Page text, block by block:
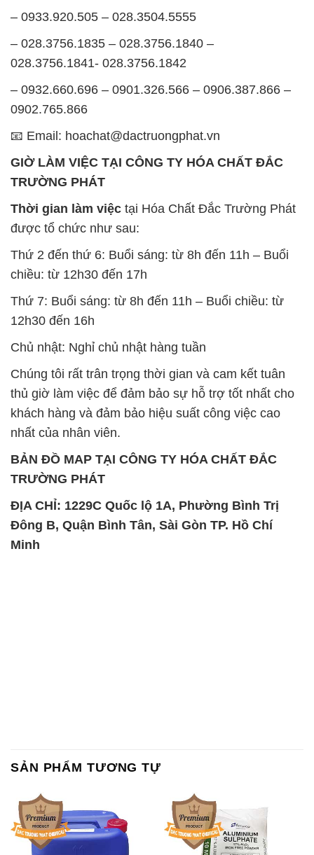
0902.765.866
📧 Email: hoachat@dactruongphat.vn
TRƯỜNG PHÁT
được tổ chức như sau:
Thứ 2 đến thứ 6: Buổi sáng: từ 8h đến 11h – Buổi
chiều: từ 12h30 đến 17h
Thứ 7: Buổi sáng: từ 8h đến 11h – Buổi chiều: từ
12h30 đến 16h
Chủ nhật: Nghỉ chủ nhật hàng tuần
thủ giờ làm việc để đảm bảo sự hỗ trợ tốt nhất cho
khách hàng và đảm bảo hiệu suất công việc cao
nhất của nhân viên.
BẢN ĐỒ MAP TẠI CÔNG TY HÓA CHẤT ĐẮC
TRƯỜNG PHÁT
ĐỊA CHỈ: 1229C Quốc lộ 1A, Phường Bình Trị
Đông B, Quận Bình Tân, Sài Gòn TP. Hồ Chí
Minh